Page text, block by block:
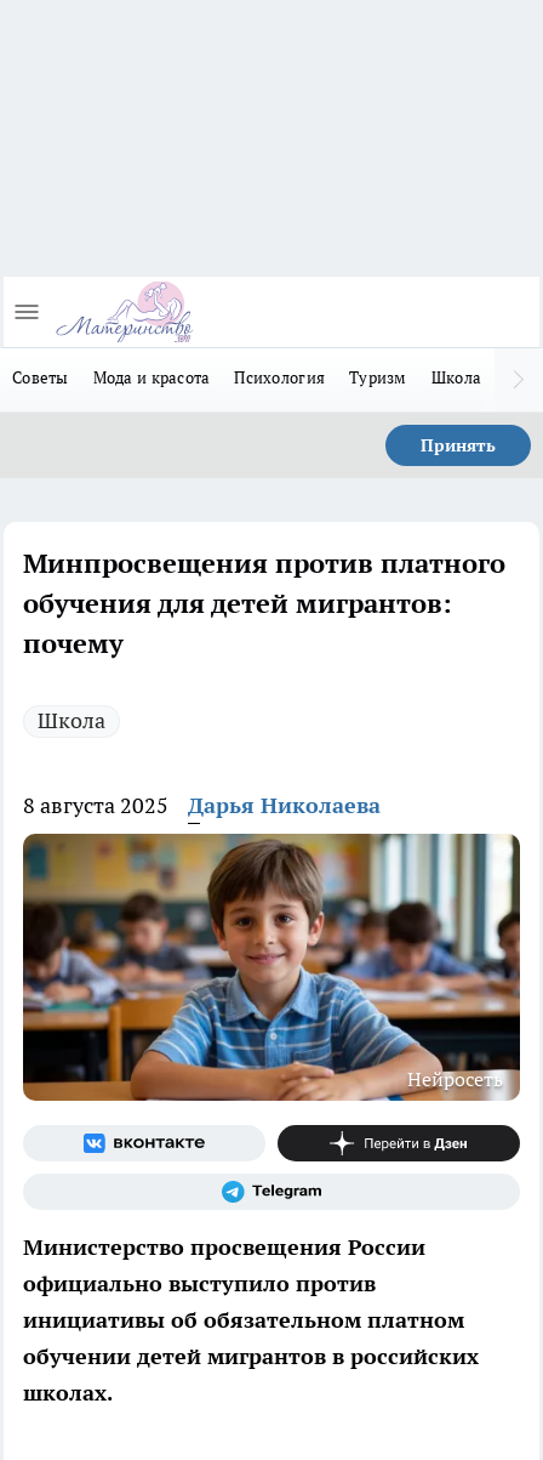
Советы Мода и красота Психология Туризм Школа
Принять
Минпросвещения против платного
обучения для детей мигрантов:
почему
Школа
8 августа 2025 Дарья Николаева
Нейросеть
Министерство просвещения России
официально выступило против
инициативы об обязательном платном
обучении детей мигрантов в российских
школах.